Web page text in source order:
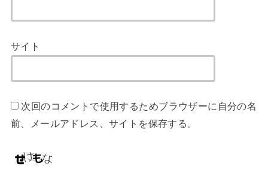
サイト
次回のコメントで使用するためブラウザーに自分の名
前、メールアドレス、サイトを保存する。